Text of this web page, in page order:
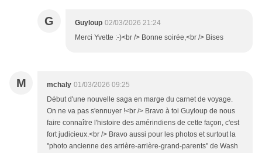
G Guyloup 02/03/2026 21:24
Merci Yvette :-)<br /> Bonne soirée,<br /> Bises
M mchaly 01/03/2026 09:25
Début d'une nouvelle saga en marge du carnet de voyage.
On ne va pas s'ennuyer !<br /> Bravo à toi Guyloup de nous
faire connaître l'histoire des amérindiens de cette façon, c'est
fort judicieux.<br /> Bravo aussi pour les photos et surtout la
"photo ancienne des arrière-arrière-grand-parents" de Wash